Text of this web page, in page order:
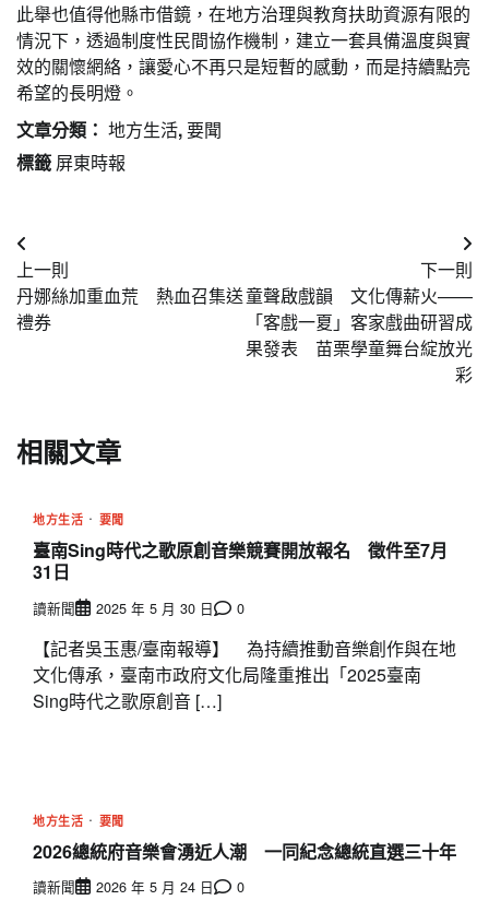
此舉也值得他縣市借鏡，在地方治理與教育扶助資源有限的
情況下，透過制度性民間協作機制，建立一套具備溫度與實
效的關懷網絡，讓愛心不再只是短暫的感動，而是持續點亮
希望的長明燈。
文章分類： 地方生活,要聞
標籤 屏東時報
文
章
導
上一則
丹娜絲加重血荒 熱血召集送
禮券
下一則
童聲啟戲韻 文化傳薪火——
「客戲一夏」客家戲曲研習成
果發表 苗栗學童舞台綻放光
彩
相關文章
地方生活 要聞
臺南Sing時代之歌原創音樂競賽開放報名 徵件至7月
31日
讀新聞 2025 年 5 月 30 日 0
【記者吳玉惠/臺南報導】 為持續推動音樂創作與在地
文化傳承，臺南市政府文化局隆重推出「2025臺南
Sing時代之歌原創音 […]
地方生活 要聞
2026總統府音樂會湧近人潮 一同紀念總統直選三十年
讀新聞 2026 年 5 月 24 日 0